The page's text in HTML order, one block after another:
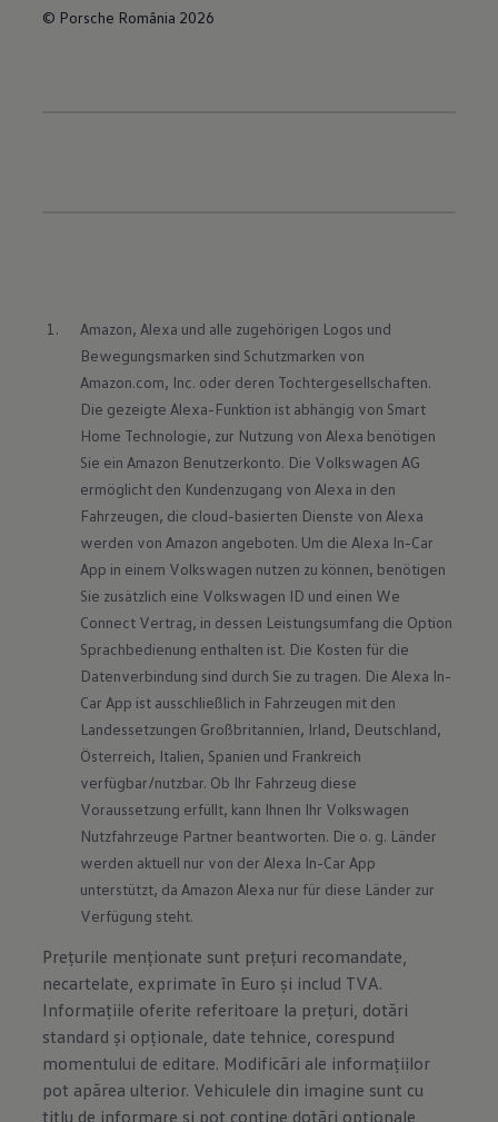
© Porsche România 2026
Amazon, Alexa und alle zugehörigen Logos und
Bewegungsmarken sind Schutzmarken von
Amazon.com, Inc. oder deren Tochtergesellschaften.
Die gezeigte Alexa-Funktion ist abhängig von Smart
Home Technologie, zur Nutzung von Alexa benötigen
Sie ein Amazon Benutzerkonto. Die Volkswagen AG
ermöglicht den Kundenzugang von Alexa in den
Fahrzeugen, die cloud-basierten Dienste von Alexa
werden von Amazon angeboten. Um die Alexa In-Car
App in einem Volkswagen nutzen zu können, benötigen
Sie zusätzlich eine Volkswagen ID und einen We
Connect Vertrag, in dessen Leistungsumfang die Option
Sprachbedienung enthalten ist. Die Kosten für die
Datenverbindung sind durch Sie zu tragen. Die Alexa In-
Car App ist ausschließlich in Fahrzeugen mit den
Landessetzungen Großbritannien, Irland, Deutschland,
Österreich, Italien, Spanien und Frankreich
verfügbar/nutzbar. Ob Ihr Fahrzeug diese
Voraussetzung erfüllt, kann Ihnen Ihr Volkswagen
Nutzfahrzeuge Partner beantworten. Die o. g. Länder
werden aktuell nur von der Alexa In-Car App
unterstützt, da Amazon Alexa nur für diese Länder zur
Verfügung steht.
Prețurile menționate sunt prețuri recomandate,
necartelate, exprimate în Euro și includ TVA.
Informațiile oferite referitoare la prețuri, dotări
standard și opționale, date tehnice, corespund
momentului de editare. Modificări ale informațiilor
pot apărea ulterior. Vehiculele din imagine sunt cu
titlu de informare și pot conține dotări opționale,